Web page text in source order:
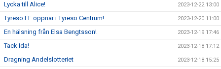
Lycka till Alice! 2023-12-22 13:00
Tyresö FF öppnar i Tyresö Centrum! 2023-12-20 11:00
En hälsning från Elsa Bengtsson! 2023-12-19 17:46
Tack Ida! 2023-12-18 17:12
Dragning Andelslotteriet 2023-12-18 15:25